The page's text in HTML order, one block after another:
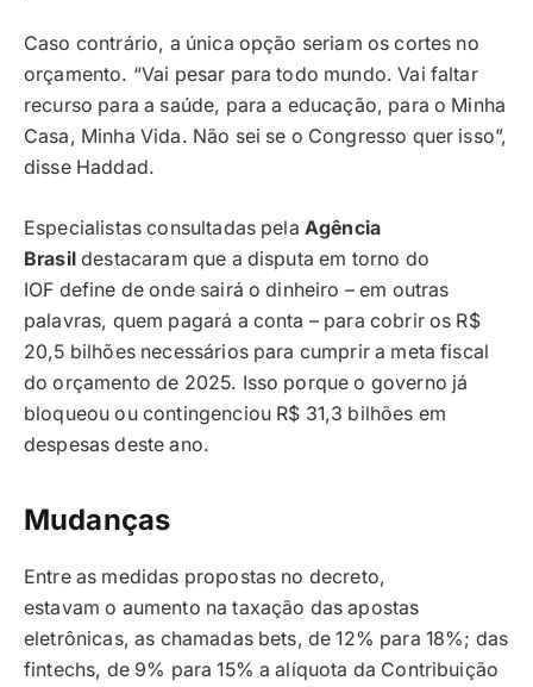
Caso contrário, a única opção seriam os cortes no
orçamento. “Vai pesar para todo mundo. Vai faltar
recurso para a saúde, para a educação, para o Minha
Casa, Minha Vida. Não sei se o Congresso quer isso”,
disse Haddad.
Especialistas consultadas pela Agência
Brasildestacaram que a disputa em torno do
IOF define de onde sairá o dinheiro – em outras
palavras, quem pagará a conta – para cobrir os R$
20,5 bilhões necessários para cumprir a meta fiscal
do orçamento de 2025. Isso porque o governo já
bloqueou ou contingenciou R$ 31,3 bilhões em
despesas deste ano.
Mudanças
Entre as medidas propostas no decreto,
estavam o aumento na taxação das apostas
eletrônicas, as chamadas bets, de 12% para 18%; das
fintechs, de 9% para 15% a alíquota da Contribuição